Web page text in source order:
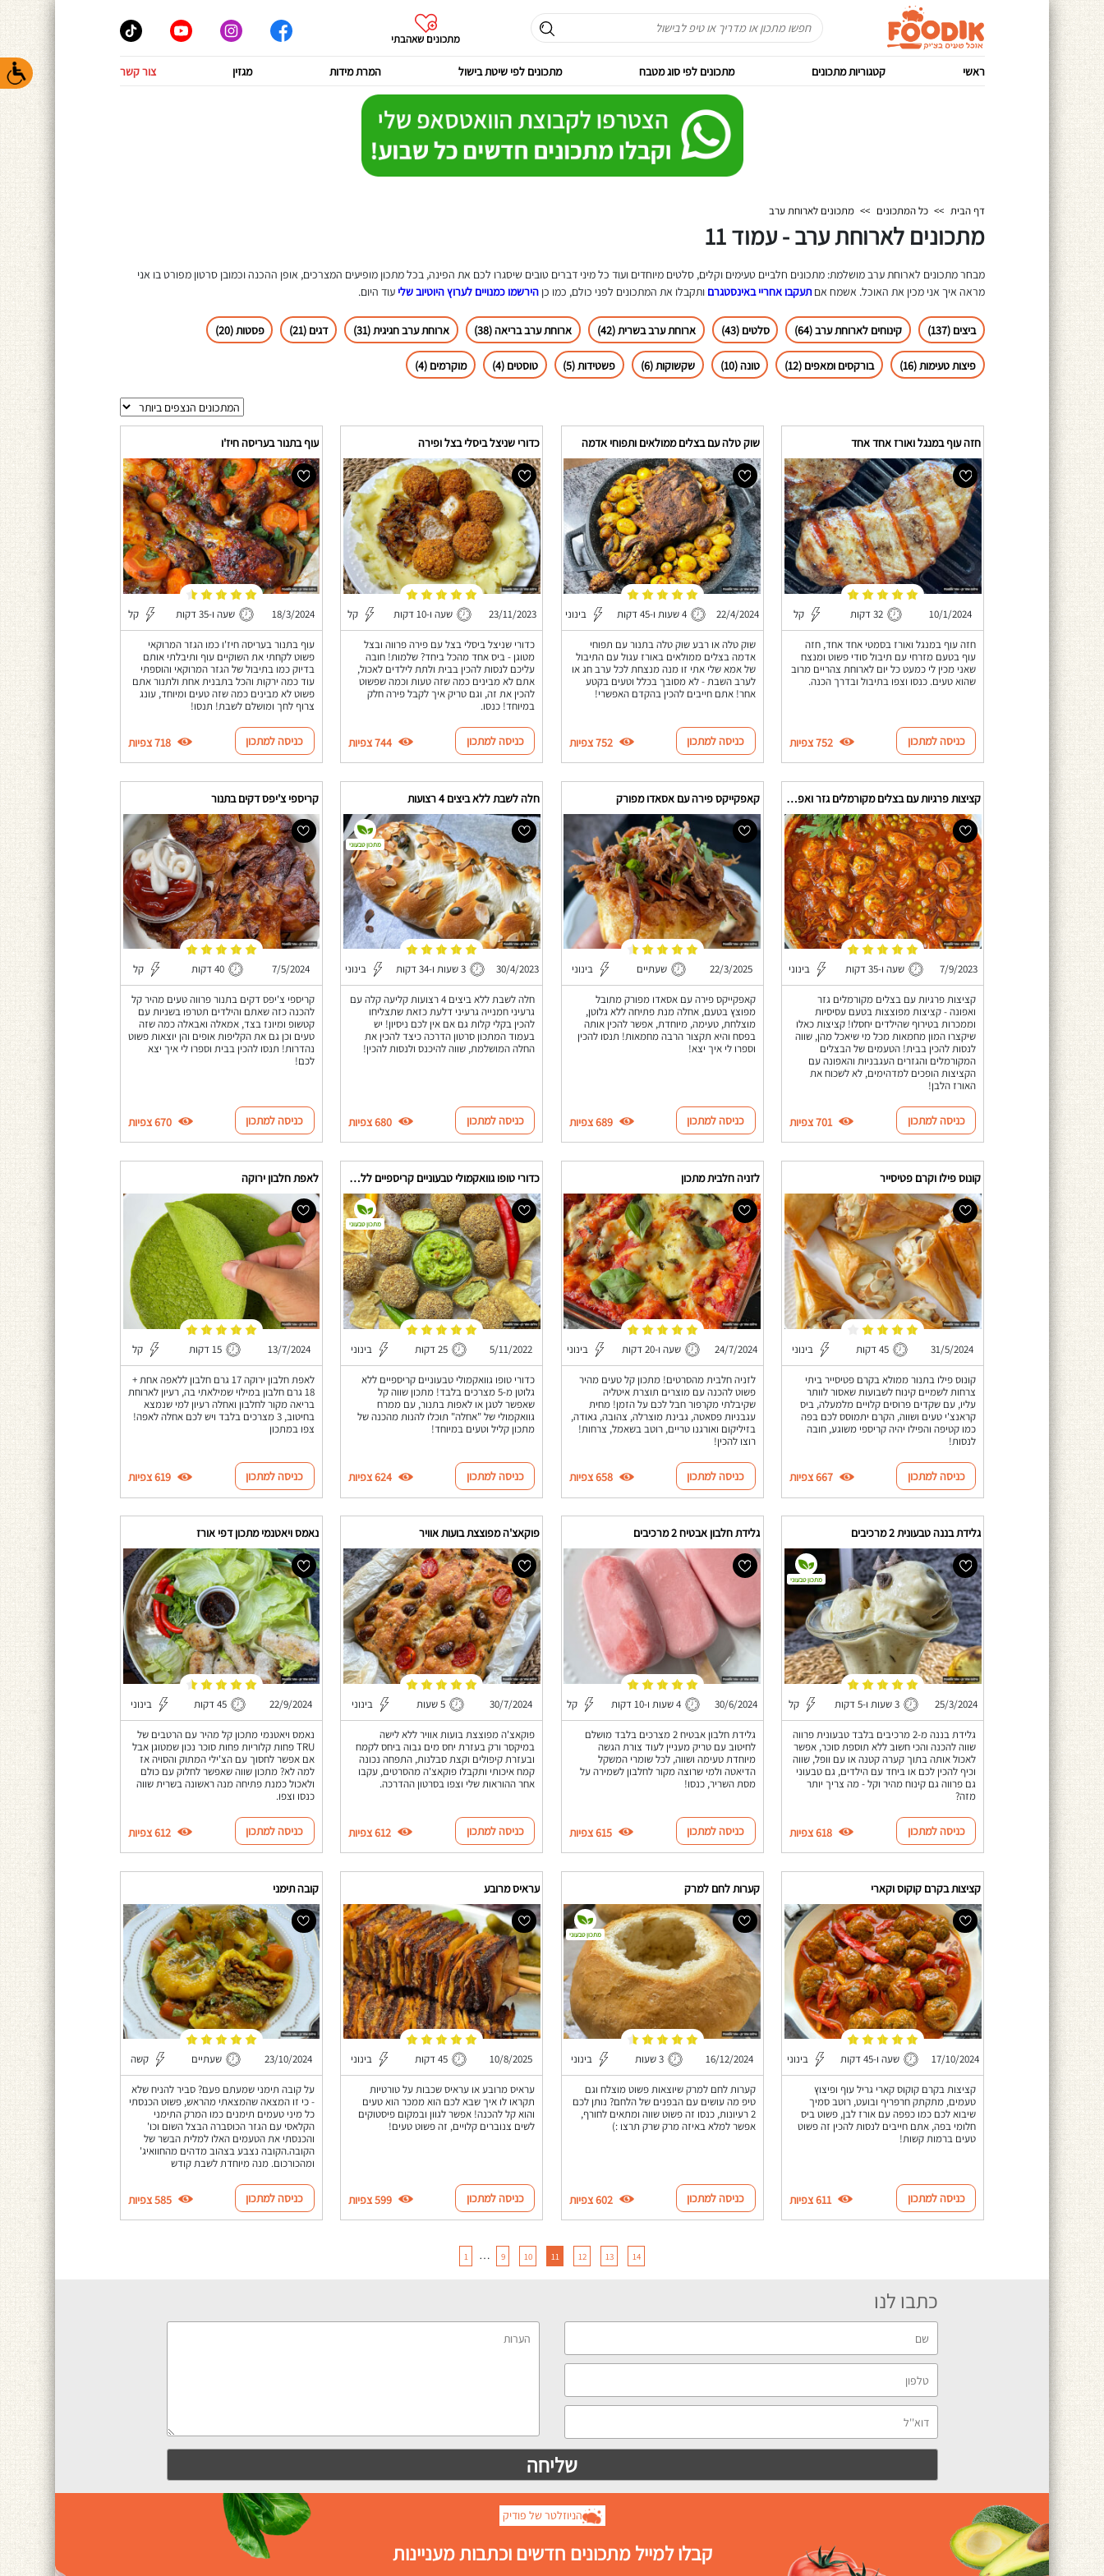
מתכונים שאהבתי
ראשי קטגוריות מתכונים מתכונים לפי סוג מטבח מתכונים לפי שיטת בישול המרת מידות מגזין צור קשר
דף הבית >> כל המתכונים >> מתכונים לארוחת ערב
מתכונים לארוחת ערב - עמוד 11
מבחר מתכונים לארוחת ערב מושלמת: מתכונים חלביים טעימים וקלים, סלטים מיוחדים ועוד כל מיני דברים טובים שיסגרו לכם את הפינה, בכל מתכון מופיעים המצרכים, אופן ההכנה וכמובן סרטון מפורט בו אני
מראה איך אני מכין את האוכל. אשמח אםתעקבו אחריי באינסטגרם ותקבלו את המתכונים לפני כולם, כמו כןהירשמו כמנויים לערוץ היוטיוב שלי עוד היום.
ביצים (137) קינוחים לארוחת ערב (64) סלטים (43) ארוחת ערב בשרית (42) ארוחת ערב בריאה (38) ארוחת ערב חגיגית (31) דגים (21) פסטות (20)
פיצות טעימות (16) בורקסים ומאפים (12) טונה (10) שקשוקות (6) פשטידות (5) טוסטים (4) מוקרמים (4)
חזה עוף במנגל ואורז אחד אחד
10/1/2024 32 דקות קל
חזה עוף במנגל ואורז בסמטי אחד אחד, חזה
עוף בטעם מזרחי עם תיבול סודי פשוט ומנצח
שאני מכין לי כמעט כל יום לארוחת צהריים מרוב
שהוא טעים. כנסו וצפו בתיבול ובדרך הכנה.
כניסה למתכון 752 צפיות
שוק טלה עם בצלים ממולאים ותפוחי אדמה
22/4/2024 4 שעות ו-45 דקות בינוני
שוק טלה או רבע שוק טלה בתנור עם תפוחי
אדמה בצלים ממולאים באורז עגול עם התיבול
של אמא שלי אתי זו מנה מנצחת לכל ערב חג או
לערב השבת - לא מסובך בכלל וטעים בקטע
אחר! אתם חייבים להכין בהקדם האפשרי!
כניסה למתכון 752 צפיות
כדורי שניצל ביסלי בצל ופירה
23/11/2023 שעה ו-10 דקות קל
כדורי שניצל ביסלי בצל עם פירה פרווה ובצל
מטוגן - ביס אחד מהכל ביחד? שלמות! חובה
עליכם לנסות להכין בבית ולתת לילדים לאכול,
אתם לא מבינים כמה שזה טעות וכמה שפשוט
להכין את זה, וגם טריק איך לקבל פירה חלק
במיוחד! כנסו.
כניסה למתכון 744 צפיות
עוף בתנור בעריסה חיז'ו
18/3/2024 שעה ו-35 דקות קל
עוף בתנור בעריסה חיז'ו כמו הגזר המרוקאי
פשוט לקחתי את השוקיים עוף ותיבלתי אותם
בדיוק כמו בתיבול של הגזר המרוקאי והוספתי
עוד כמה ירקות והכל בתבנית אחת ולתנור אתם
פשוט לא מבינים כמה שזה טעים ומיוחד, עונג
צרוף לחך ומושלם לשבת! תנסו!
כניסה למתכון 718 צפיות
קציצות פרגיות עם בצלים מקורמלים גזר ואפונה
7/9/2023 שעה ו-35 דקות בינוני
קציצות פרגיות עם בצלים מקורמלים גזר
ואפונה - קציצות מפוצצות בטעם עסיסיות
וממכרות בטירוף שהילדים יחסלו! קציצות כאלו
שיקצרו המון מחמאות מכל מי שיאכל מהן, שווה
לנסות להכין בבית! הטעמים של הבצלים
המקורמלים והגזרים העגבניות והאפונה עם
הקציצות הופכים למדהימים, לא לשכוח את
האורז הלבן!
כניסה למתכון 701 צפיות
קאפקייקס פירה עם אסאדו מפורק
22/3/2025 שעתיים בינוני
קאפקייקס פירה עם אסאדו מפורק מתובל
מפוצץ בטעם, אחלה מנת פתיחה ללא גלוטן,
מוצלחת, טעימה, מיוחדת, אפשר להכין אותה
בפסח והיא תקצור הרבה מחמאות! תנסו להכין
וספרו לי איך יצא!
כניסה למתכון 689 צפיות
חלה לשבת ללא ביצים 4 רצועות
30/4/2023 3 שעות ו-34 דקות בינוני
חלה לשבת ללא ביצים 4 רצועות קליעה קלה עם
גרעיני חמנייה גרעיני דלעת כזאת שתצליחו
להכין בקלי קלות גם אם אין לכם ניסיון! יש
בעמוד המתכון סרטון הדרכה כיצד להכין את
החלה המושלמת, שווה להיכנס ולנסות להכין!
מתכון טבעוני
כניסה למתכון 680 צפיות
קריספי צ'יפס דקים בתנור
7/5/2024 40 דקות קל
קריספי צ'יפס דקים בתנור פרווה טעים מהיר קל
להכנה כזה שאתם והילדים תטרפו בשניות עם
קטשופ ומיונז בצד, אמאלה ואבאלה כמה שזה
טעים וכן גם את הקליפות אופים והן יוצאות פשוט
נהדרות! תנסו להכין בבית וספרו לי איך יצא
לכם!
כניסה למתכון 670 צפיות
קונוס פילו וקרם פטיסייר
31/5/2024 45 דקות בינוני
קונוס פילו בתנור ממולא בקרם פטיסייר ביתי
צרחות לשמיים קינוח לשבועות שאסור לוותר
עליו, עם שקדים פרוסים קלויים מלמעלה, ביס
קראנצ'י טעים ושווה, הקרם יתמוסס לכם בפה
כמו קטיפה והפילו יהיה קריספי משוגע, חובה
לנסות!
כניסה למתכון 667 צפיות
לזניה חלבית מתכון
24/7/2024 שעה ו-20 דקות בינוני
לזניה חלבית מהסרטים! מתכון קל טעים מהיר
פשוט להכנה עם מוצרים תוצרת איטליה
שקיבלתי מקרפור חבל לכם על הזמן! מחית
עגבניות פסאטה, גבינת מוצרלה, צהובה, גאודה,
בזיליקום ואורגנו טריים, רוטב בשאמל, צרחות!
רוצו להכין!
כניסה למתכון 658 צפיות
כדורי טופו גוואקמולי טבעוניים קריספיים ללא גלוטן
5/11/2022 25 דקות בינוני
כדורי טופו גוואקמולי טבעוניים קריספיים ללא
גלוטן מ-5 מצרכים בלבד! מתכון שווה קל
שאפשר לטגן או לאפות בתנור, עם ממרח
גוואקמולי של "אחלה" תוכלו להנות מהכנה של
מתכון קליל וטעים במיוחד!
מתכון טבעוני
כניסה למתכון 624 צפיות
לאפת חלבון ירוקה
13/7/2024 15 דקות קל
לאפת חלבון ירוקה 17 גרם חלבון ללאפה אחת +
18 גרם חלבון במילוי שמילאתי בה, רעיון לארוחת
בריאה מקור לחלבון ואחלה רעיון למי שנמצא
בחיטוב, 3 מצרכים בלבד ויש לכם אחלה לאפה!
צפו במתכון
כניסה למתכון 619 צפיות
גלידת בננה טבעונית 2 מרכיבים
25/3/2024 3 שעות ו-5 דקות קל
גלידת בננה מ-2 מרכיבים בלבד טבעונית פרווה
שווה להכנה והכי חשוב ללא תוספת סוכר, אפשר
לאכול אותה בתוך קערה קטנה או עם וופל, שווה
וכיף להכין לכם או ביחד עם הילדים, גם טבעוני
גם פרווה גם קינוח מהיר וקל - מה צריך יותר
מזה?
מתכון טבעוני
כניסה למתכון 618 צפיות
גלידת חלבון אבטיח 2 מרכיבים
30/6/2024 4 שעות ו-10 דקות קל
גלידת חלבון אבטיח 2 מצרכים בלבד מושלם
לחיטוב עם טריק מעניין לעוד צורת הגשה
מיוחדת טעימה ושווה, לכל שומרי המשקל
הדיאטה ולמי שרוצה מקור לחלבון לשמירה על
מסת השריר, כנסו!
כניסה למתכון 615 צפיות
פוקאצ'ה מפוצצת בועות אוויר
30/7/2024 5 שעות בינוני
פוקאצ'ה מפוצצת בועות אוויר ללא לישה
במיקסר ורק בעזרת יחס מים גבוה ביחס לקמח
ובעזרת קיפולים וקצת סבלנות, התפחה נכונה
קמח איכותי ותקבלו פוקאצ'ה מהסרטים, עקבו
אחר ההוראות שלי וצפו בסרטון ההדרכה.
כניסה למתכון 612 צפיות
נאמס ויאטנמי מתכון דפי אורז
22/9/2024 45 דקות בינוני
נאמס ויאטנמי מתכון קל מהיר עם הרטבים של
TRU פחות קלוריות פחות סוכר נכון שמטוגן אבל
אם אפשר לחסוך עם הצ'ילי המתוק והסויה אז
למה לא? מתכון שווה שאפשר לחלוק עם כולם
ולאכול כמנת פתיחה מנה ראשונה בשרית שווה
כנסו וצפו.
כניסה למתכון 612 צפיות
קציצות בקרם קוקוס וקארי
17/10/2024 שעה ו-45 דקות בינוני
קציצות בקרם קוקוס קארי גריל עוף ופיצוץ
טעמים, מתקתק חרפריף ובועט, רוטב סמיך
שיבוא לכם כמו כפפה עם אורז לבן, פשוט ביס
חלומי בפה, אתם חייבים לנסות להכין זה פשוט
טעים ברמות קשות!
כניסה למתכון 611 צפיות
קערות לחם למרק
16/12/2024 3 שעות בינוני
קערות לחם למרק שיוצאות פשוט מוצלח וגם
טיפ מה עושים עם הבפנים של הלחם? נותן לכם
2 רעיונות, כנסו זה פשוט שווה ומתאים לחורף,
אפשר למלא באיזה מרק שרק תרצו :)
מתכון טבעוני
כניסה למתכון 602 צפיות
עראיס מרובע
10/8/2025 45 דקות בינוני
עראיס מרובע או עראיס שכבות על טורטיות
תקראו לו איך שבא לכם הוא ממכר הוא טעים
והוא קל להכנה! אפשר לגוון ובמקום פיסטוקים
לשים צנוברים קלויים, זה פשוט טעים!
כניסה למתכון 599 צפיות
קובה תימני
23/10/2024 שעתיים קשה
על קובה תימני שמעתם פעם? סביר להניח שלא
- כי זו המצאה שהמצאתי מהראש, פשוט הכנסתי
כל מיני טעמים תימנים כמו המרק התימני
הקלאסי עם הגזר הכוסברה הבצל השום וכו'
והכנסתי את הטעמים האלו למלית הבשר של
הקובה.הקובה נצבע בצהוב מדהים מהחוואיג'
ומהכורכום. מנה מיוחדת לשבת קודש
כניסה למתכון 585 צפיות
1 … 9 10 11 12 13 14
כתבו לנו
הניוזלטר של פודיק
קבלו למייל מתכונים חדשים וכתבות מעניינות